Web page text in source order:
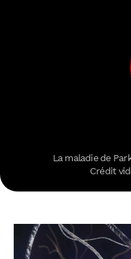
La maladie de
Crédit